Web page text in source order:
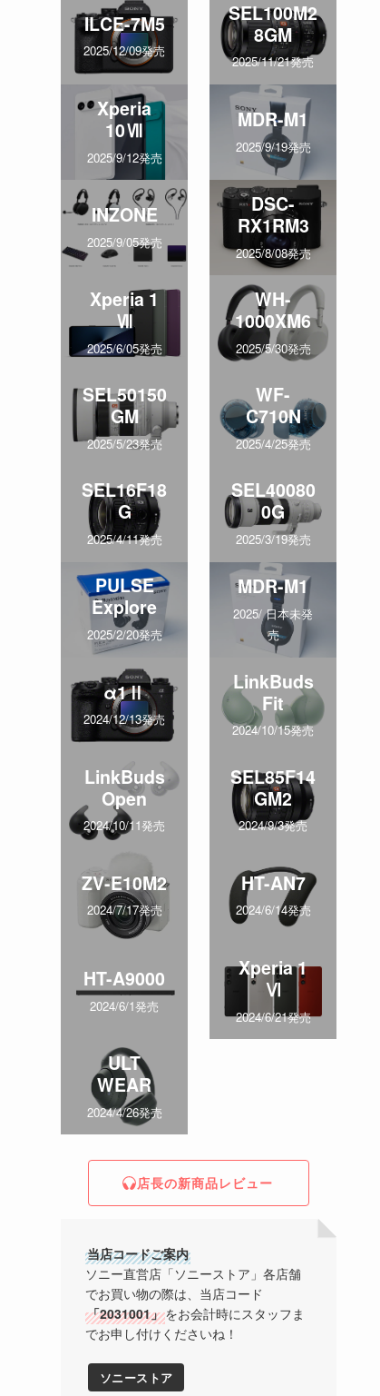
ILCE-7M5
2025/12/09発売
SEL100M2
8GM
2025/11/21発売
Xperia
10Ⅶ
2025/9/12発売
MDR-M1
2025/9/19発売
INZONE
2025/9/05発売
DSC-
RX1RM3
2025/8/08発売
Xperia 1
Ⅶ
2025/6/05発売
WH-
1000XM6
2025/5/30発売
SEL50150
GM
2025/5/23発売
WF-
C710N
2025/4/25発売
SEL16F18
G
2025/4/11発売
SEL40080
0G
2025/3/19発売
PULSE
Explore
2025/2/20発売
MDR-M1
2025/ 日本未発
売
α1Ⅱ
2024/12/13発売
LinkBuds
Fit
2024/10/15発売
LinkBuds
Open
2024/10/11発売
SEL85F14
GM2
2024/9/3発売
ZV-E10M2
2024/7/17発売
HT-AN7
2024/6/14発売
HT-A9000
2024/6/1発売
Xperia 1
Ⅵ
2024/6/21発売
ULT
WEAR
2024/4/26発売
店長の新商品レビュー
当店コードご案内
ソニー直営店「ソニーストア」各店舗
でお買い物の際は、当店コード
「2031001」をお会計時にスタッフま
でお申し付けくださいね！
ソニーストア